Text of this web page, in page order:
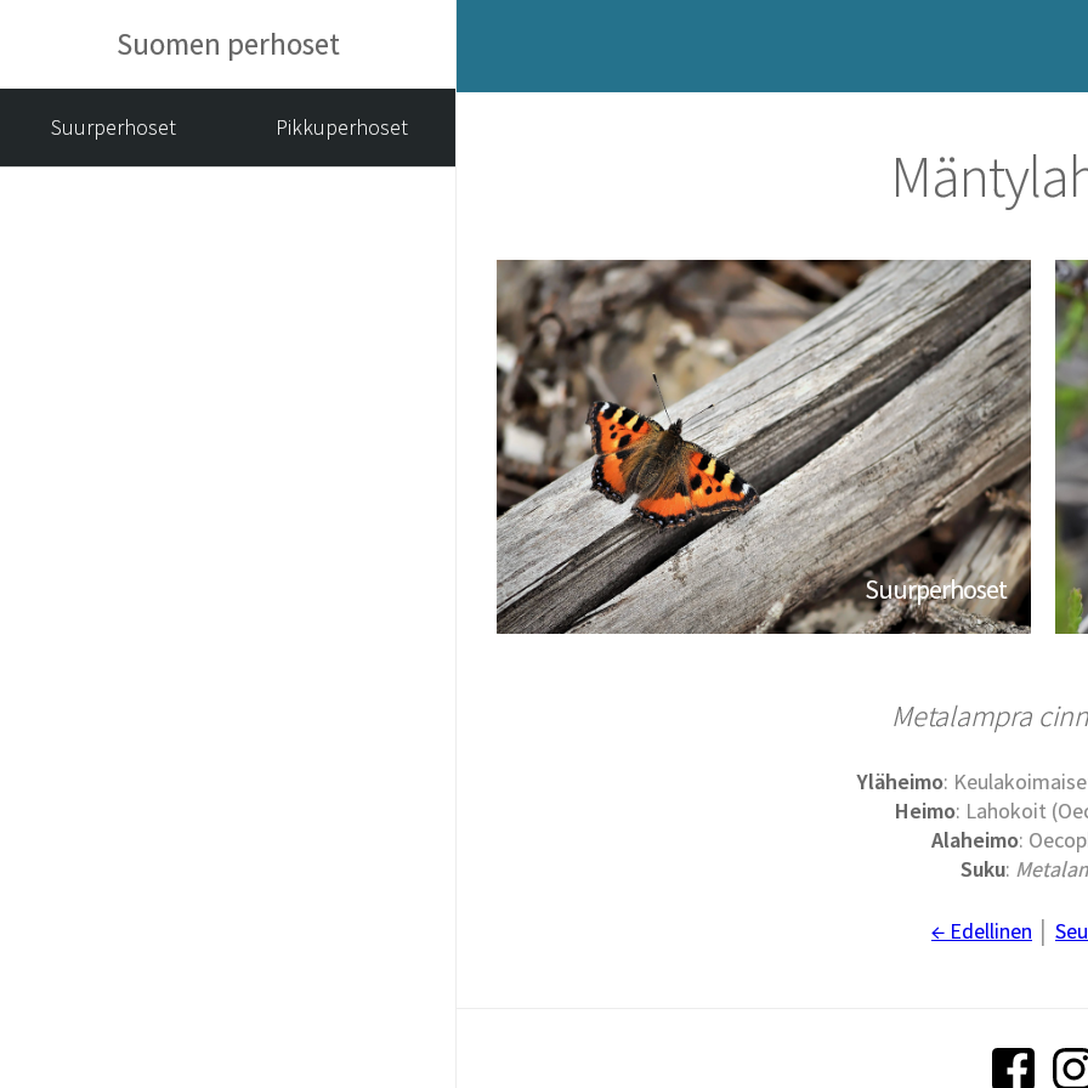
Suomen perhoset
Suurperhoset Pikkuperhoset
Suurperhoset
Metalampra
Yläheimo:
Heimo: Lahokoit
Alaheimo:
Suku:
← Edellinen